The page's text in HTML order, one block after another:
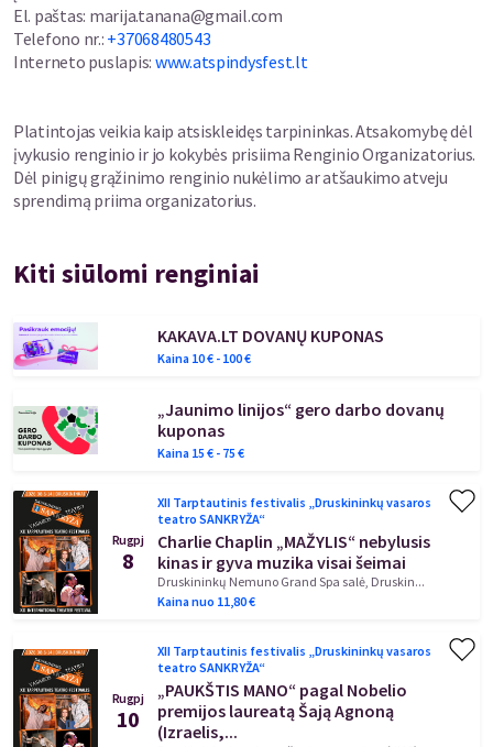
ir palankių žiniasklaidos atgarsių, bet ir Druskininkų gyventojų
bei poilsiautojų susidomėjimo. „Sankryža“ leidžia
eksperimentuoti, įtraukdama į programą ir tradicinius
spektaklius, ir naujos teatrinės raiškos formos kūrinius. Per visą
Azerbaidžano, Ukrainos, Didžiosios Britanijos, Graikijos, Izraelio,
Italijos, Latvijos, Lenkijos, Monako, Slovakijos, Vokietijos,
Estijos, Lietuvos, ir kitų.
El. paštas: marija.tanana@gmail.com
Telefono nr.: +37068480543
Interneto puslapis: www.atspindysfest.lt
Platintojas veikia kaip atsiskleidęs tarpininkas. Atsakomybę dėl
įvykusio renginio ir jo kokybės prisiima Renginio Organizatorius.
Dėl pinigų grąžinimo renginio nukėlimo ar atšaukimo atveju
sprendimą priima organizatorius.
Kiti siūlomi renginiai
KAKAVA.LT DOVANŲ KUPONAS
Kaina 10€ - 100€
„Jaunimo linijos“ gero darbo dovanų
kuponas
Kaina 15 € - 75 €
Rugpj
8
XII Tarptautinis festivalis „Druskininkų vasaros
teatro SANKRYŽA“
Charlie Chaplin „MAŽYLIS“ nebylusis
kinas ir gyva muzika visai šeimai
Druskininkų Nemuno Grand Spa salė, Druskin...
Kaina nuo 11,80€
Rugpj
10
XII Tarptautinis festivalis „Druskininkų vasaros
teatro SANKRYŽA“
„PAUKŠTIS MANO“ pagal Nobelio
premijos laureatą Šają Agnoną
(Izraelis,...